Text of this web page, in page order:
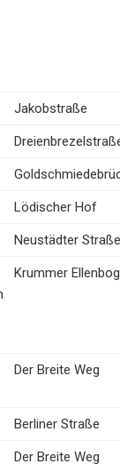
Jakobstraße
Lödischer Hof
Neustädter Straße
Krummer
Der Breite Weg
Berliner Straße
Der Breite Weg